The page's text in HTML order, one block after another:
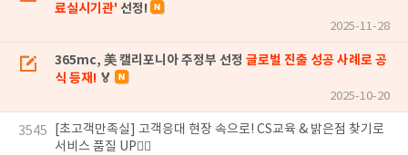
료실시기관' 선정!
2025-11-28
365mc, 美 캘리포니아 주정부 선정 글로벌 진출 성공 사례로 공
식 등재! 🏅
2025-10-20
3545
[초고객만족실] 고객응대 현장 속으로! CS교육 & 밝은점 찾기로
서비스 품질 UP🧚‍♀️